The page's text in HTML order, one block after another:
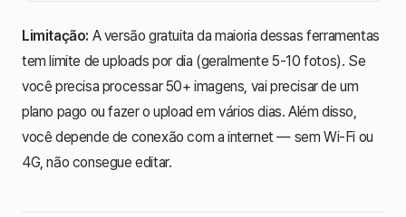
Limitação: A versão gratuita da maioria dessas ferramentas
tem limite de uploads por dia (geralmente 5-10 fotos). Se
você precisa processar 50+ imagens, vai precisar de um
plano pago ou fazer o upload em vários dias. Além disso,
você depende de conexão com a internet — sem Wi-Fi ou
4G, não consegue editar.